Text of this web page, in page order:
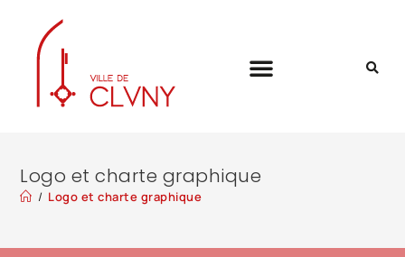
Logo et charte graphique
/ Logo et charte graphique